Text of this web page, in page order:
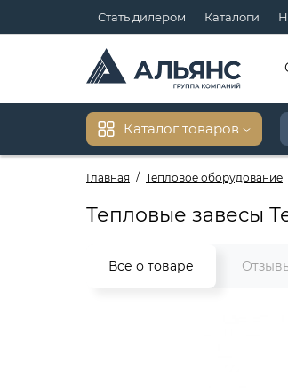
Стать дилером Каталоги
Каталог товаров
Главная Тепловое оборудование
Тепловые завесы
Все о товаре